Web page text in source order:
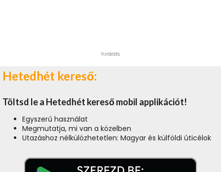
hirdetés
Hetedhét kereső:
Töltsd le a Hetedhét kereső mobil applikációt!
Egyszerű használat
Megmutatja, mi van a közelben
Utazáshoz nélkülözhetetlen: Magyar és külföldi úticélok